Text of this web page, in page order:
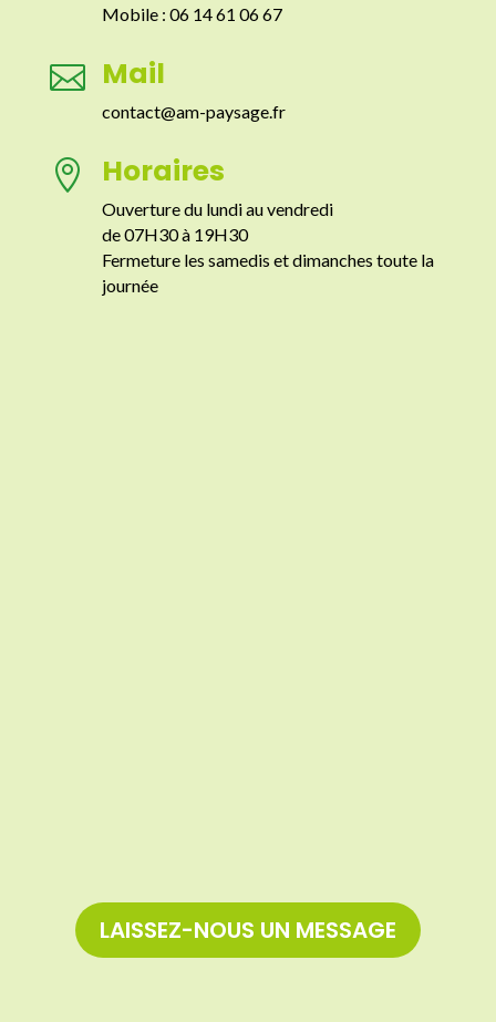
Mobile : 06 14 61 06 67
 Mail
contact@am-paysage.fr
 Horaires
Ouverture du lundi au vendredi
de 07H30 à 19H30
Fermeture les samedis et dimanches toute la
journée
LAISSEZ-NOUS UN MESSAGE